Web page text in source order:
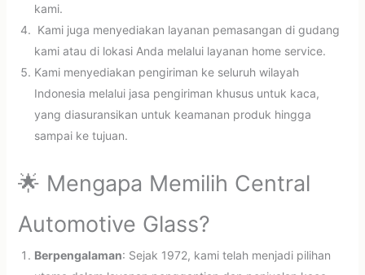
kami.
Kami juga menyediakan layanan pemasangan di gudang
kami atau di lokasi Anda melalui layanan home service.
Kami menyediakan pengiriman ke seluruh wilayah
Indonesia melalui jasa pengiriman khusus untuk kaca,
yang diasuransikan untuk keamanan produk hingga
sampai ke tujuan.
🌟 Mengapa Memilih Central
Automotive Glass?
Berpengalaman: Sejak 1972, kami telah menjadi pilihan